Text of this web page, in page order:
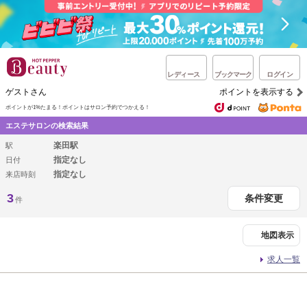
レディース ブックマーク ログイン
ゲストさん ポイントを表示する
ポイントが1%たまる！ ポイントはサロン予約でつかえる！
エステサロンの検索結果
駅 楽田駅
日付 指定なし
来店時刻 指定なし
3件 条件変更
地図表示
求人一覧